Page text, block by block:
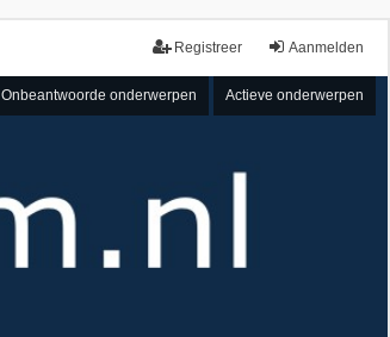
Aanmelden
Registreer
Onbeantwoorde onderwerpen Actieve onderwerpen